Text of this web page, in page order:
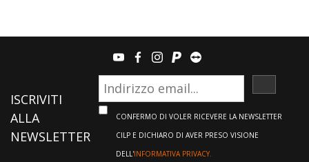
youtubefacebook
instagram
paypalteamviewer
ISCRIVITI
ALLA
NEWSLETTER
CONFERMO DI VOLER RICEVERE LA NEWSLETTER
CILP E DICHIARO DI AVER PRESO VISIONE
DELL'INFORMATIVA PRIVACY.